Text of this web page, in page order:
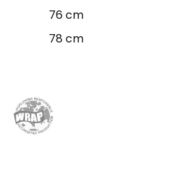
76 cm
78 cm